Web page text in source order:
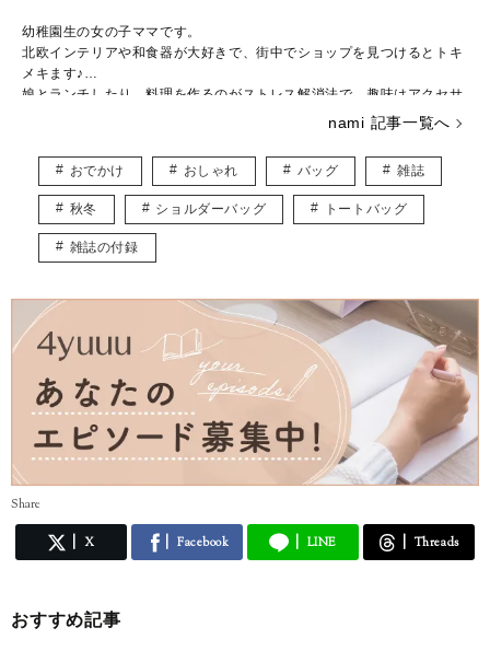
幼稚園生の女の子ママです。
北欧インテリアや和食器が大好きで、街中でショップを見つけるとトキ
メキます♪
娘とランチしたり、料理を作るのがストレス解消法で、趣味はアクセサ
子ども用やペット用のアクセサリーを販売しつつ、いつかは大型犬と一
緒に暮らしたいなぁと夢見ています。
皆様に役立つ情報を、楽しくお届けしていけたらと思います♡
nami 記事一覧へ
おでかけ おしゃれ バッグ 雑誌
秋冬 ショルダーバッグ トートバッグ
雑誌の付録
Share
X Facebook LINE Threads
おすすめ記事